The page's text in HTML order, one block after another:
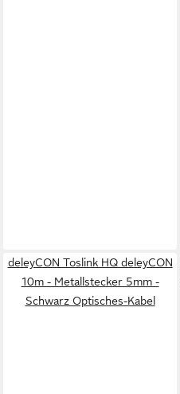
deleyCON Toslink HQ deleyCON
10m - Metallstecker 5mm -
Schwarz Optisches-Kabel